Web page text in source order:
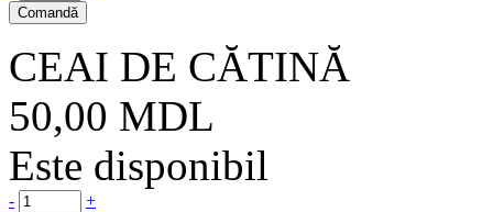
Comandă
CEAI DE CĂTINĂ
50,00 MDL
Este disponibil
- +